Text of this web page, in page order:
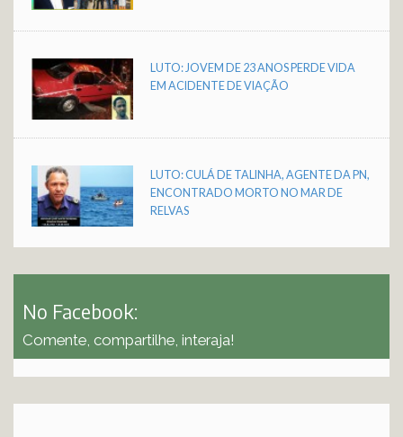
LUTO: JOVEM DE 23 ANOS PERDE VIDA
EM ACIDENTE DE VIAÇÃO
LUTO: CULÁ DE TALINHA, AGENTE DA PN,
ENCONTRADO MORTO NO MAR DE
RELVAS
No Facebook:
Comente, compartilhe, interaja!